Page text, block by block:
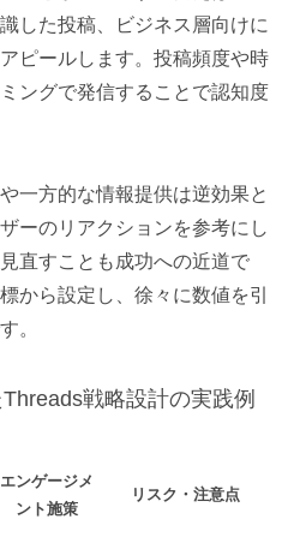
した投稿、ビジネス層向けに
ピールします。投稿頻度や時
ングで発信することで認知度
一方的な情報提供は逆効果と
ーのリアクションを参考にし
直すことも成功への近道で
から設定し、徐々に数値を引
。
戦略設計の実践例
エンゲージメ
ント施策
リスク・注意点